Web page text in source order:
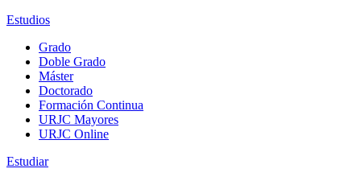
Estudios
Grado
Doble Grado
Máster
Doctorado
Formación Continua
URJC Mayores
URJC Online
Estudiar